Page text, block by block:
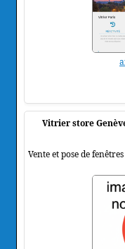
Vitrier store
Vente et pose de